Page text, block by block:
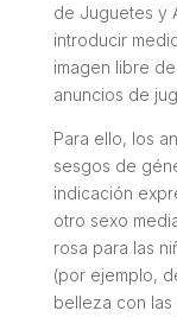
de Juguetes y
introducir
imagen libre
anuncios de
Para ello, los
sesgos de
indicación
otro sexo
rosa para las
(por ejemplo,
belleza con